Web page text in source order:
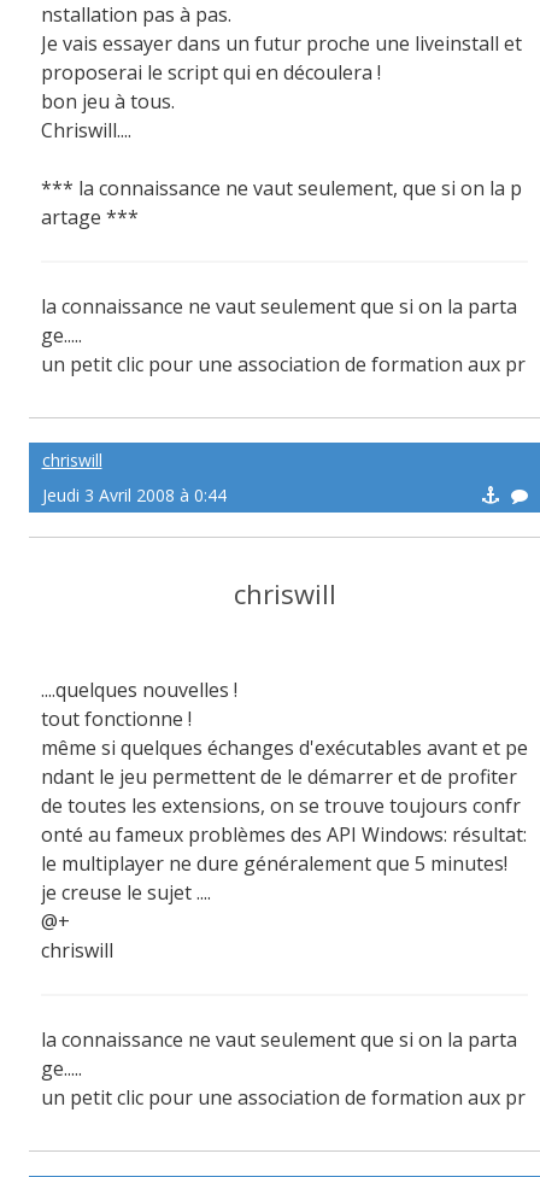
nstallation pas à pas.
Je vais essayer dans un futur proche une liveinstall et
proposerai le script qui en découlera !
bon jeu à tous.
Chriswill....
*** la connaissance ne vaut seulement, que si on la p
artage ***
la connaissance ne vaut seulement que si on la parta
ge.....
un petit clic pour une association de formation aux pr
http://afps971.e-monsite.com/
chriswill
Jeudi 3 Avril 2008 à 0:44
chriswill
....quelques nouvelles !
tout fonctionne !
même si quelques échanges d'exécutables avant et pe
ndant le jeu permettent de le démarrer et de profiter
de toutes les extensions, on se trouve toujours confr
onté au fameux problèmes des API Windows: résultat:
le multiplayer ne dure généralement que 5 minutes!
je creuse le sujet ....
@+
chriswill
la connaissance ne vaut seulement que si on la parta
ge.....
un petit clic pour une association de formation aux pr
http://afps971.e-monsite.com/